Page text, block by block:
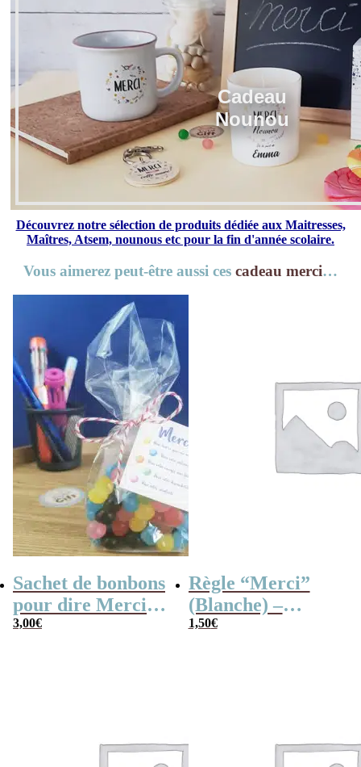
Cadeau
Nounou
Découvrez notre sélection de produits dédiée aux Maitresses,
Maîtres, Atsem, nounous etc pour la fin d'année scolaire.
Vous aimerez peut-être aussi ces cadeau merci…
Sachet de bonbons
pour dire Merci –
Dragibus
3,00€
Règle “Merci”
(Blanche) –
Cadeau maîtresse
1,50€